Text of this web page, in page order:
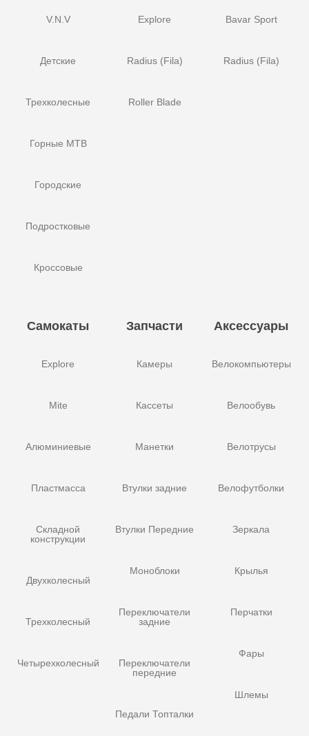
V.N.V
Детские
Трехколесные
Горные MTB
Городские
Подростковые
Кроссовые
Explore
Radius (Fila)
Roller Blade
Bavar Sport
Radius (Fila)
Самокаты
Explore
Mite
Алюминиевые
Пластмасса
Складной
конструкции
Двухколесный
Трехколесный
Четырехколесный
Запчасти
Камеры
Кассеты
Манетки
Втулки задние
Втулки Передние
Моноблоки
Переключатели
задние
Переключатели
передние
Педали Топталки
Аксессуары
Велокомпьютеры
Велообувь
Велотрусы
Велофутболки
Зеркала
Крылья
Перчатки
Фары
Шлемы